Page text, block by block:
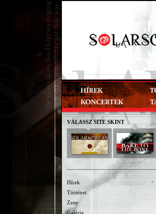
VÁLASSZ SITE SKINT
Hírek
Történet
Zene
Galéria